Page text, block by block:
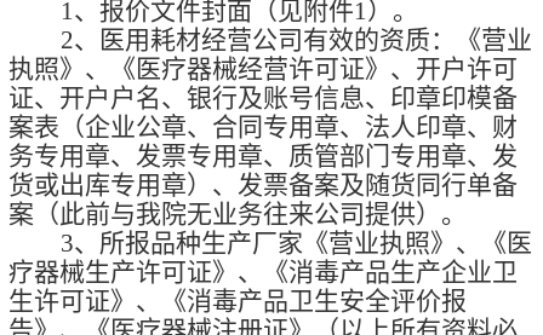
1 、报价文件封面（见附件1 ） 。
2、
医用耗材经营公司有效的资质：《营业
执照》、《医疗器械经营许可证》、 开户许可
证、开户户名、银行及账号信息、印章印模备
案表（企业公章、合同专用章、法人印章、财
务专用章、发票专用章、质管部门专用章、发
货或出库专用章）、发票备案及随货同行单备
案 （此前与我院无业务往来公司提供） 。
3、 所报品种生产厂家《营业执照》、《医
疗器械生产许可证》、
《消毒产品生产企业卫
生许可证》、《消毒产品卫生安全评价报